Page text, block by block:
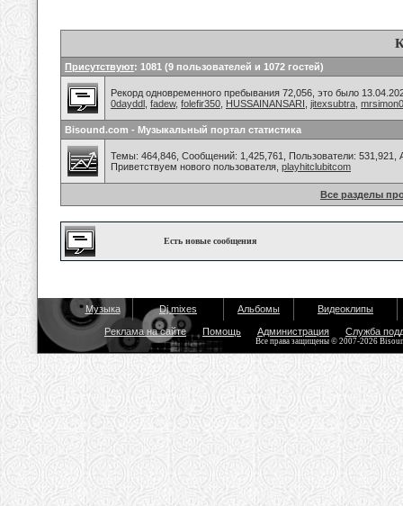
Присутствуют: 1081 (9 пользователей и 1072 гостей)
Рекорд одновременного пребывания 72,056, это было
0dayddl fadew, folefir350 HUSSAINANSARI jitexsubtra
Bisound.com - Музыкальный портал статистика
Темы: 464,846, Сообщений: 1,425,761, Пользователи: 531,921,
Приветствуем нового пользователя, playhitclubitcom
Все разделы
Есть новые сообщения
Музыка Dj mixes Альбомы Видеоклипы
Реклама на сайте Помощь Администрация Служба
Все права защищены © 2007-2026